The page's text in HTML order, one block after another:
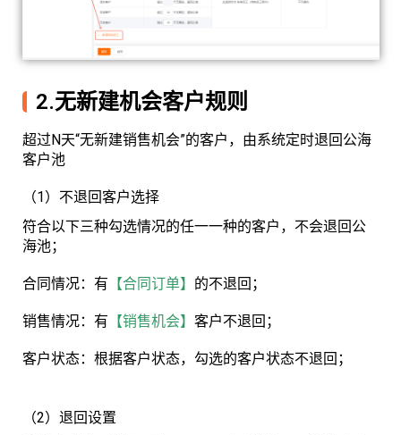
2.无新建机会客户规则
超过N天“无新建销售机会”的客户，由系统定时退回公海
客户池
（1）不退回客户选择
符合以下三种勾选情况的任一一种的客户，不会退回公
海池；
合同情况：有 【合同订单】 的不退回；
销售情况：有 【销售机会】 客户不退回；
客户状态：根据客户状态，勾选的客户状态不退回；
（2）退回设置